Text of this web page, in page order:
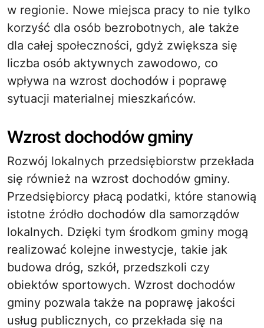
w regionie. Nowe miejsca pracy to nie tylko
korzyść dla osób bezrobotnych, ale także
dla całej społeczności, gdyż zwiększa się
liczba osób aktywnych zawodowo, co
wpływa na wzrost dochodów i poprawę
sytuacji materialnej mieszkańców.
Wzrost dochodów gminy
Rozwój lokalnych przedsiębiorstw przekłada
się również na wzrost dochodów gminy.
Przedsiębiorcy płacą podatki, które stanowią
istotne źródło dochodów dla samorządów
lokalnych. Dzięki tym środkom gminy mogą
realizować kolejne inwestycje, takie jak
budowa dróg, szkół, przedszkoli czy
obiektów sportowych. Wzrost dochodów
gminy pozwala także na poprawę jakości
usług publicznych, co przekłada się na